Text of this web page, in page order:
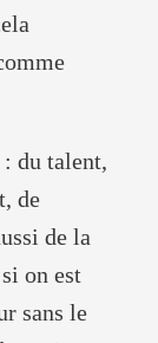
du talent,
de
de la
on est
sans le